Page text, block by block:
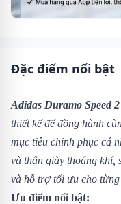
Đặc điểm nổi bật
Adidas Duramo Speed 2
thiết kế để đồng hành
mục tiêu chinh phục cá
và thân giày thoáng khí,
và hỗ trợ tối ưu cho
Ưu điểm nổi bật: